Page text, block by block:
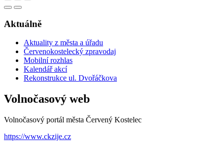
Aktuálně
Aktuality z města a úřadu
Červenokostelecký zpravodaj
Mobilní rozhlas
Kalendář akcí
Rekonstrukce ul. Dvořáčkova
Volnočasový web
Volnočasový portál města Červený Kostelec
https://www.ckzije.cz